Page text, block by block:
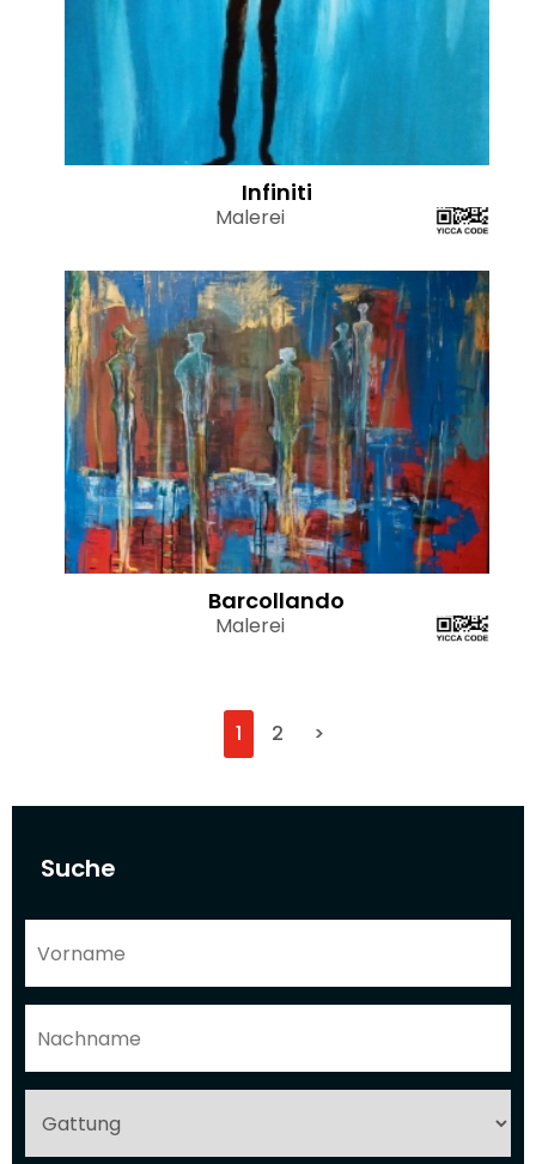
Suche
Infiniti
Malerei
Barcollando
Malerei
1 2 >